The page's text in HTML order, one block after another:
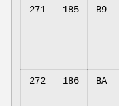
271 185 B9
272 186 BA